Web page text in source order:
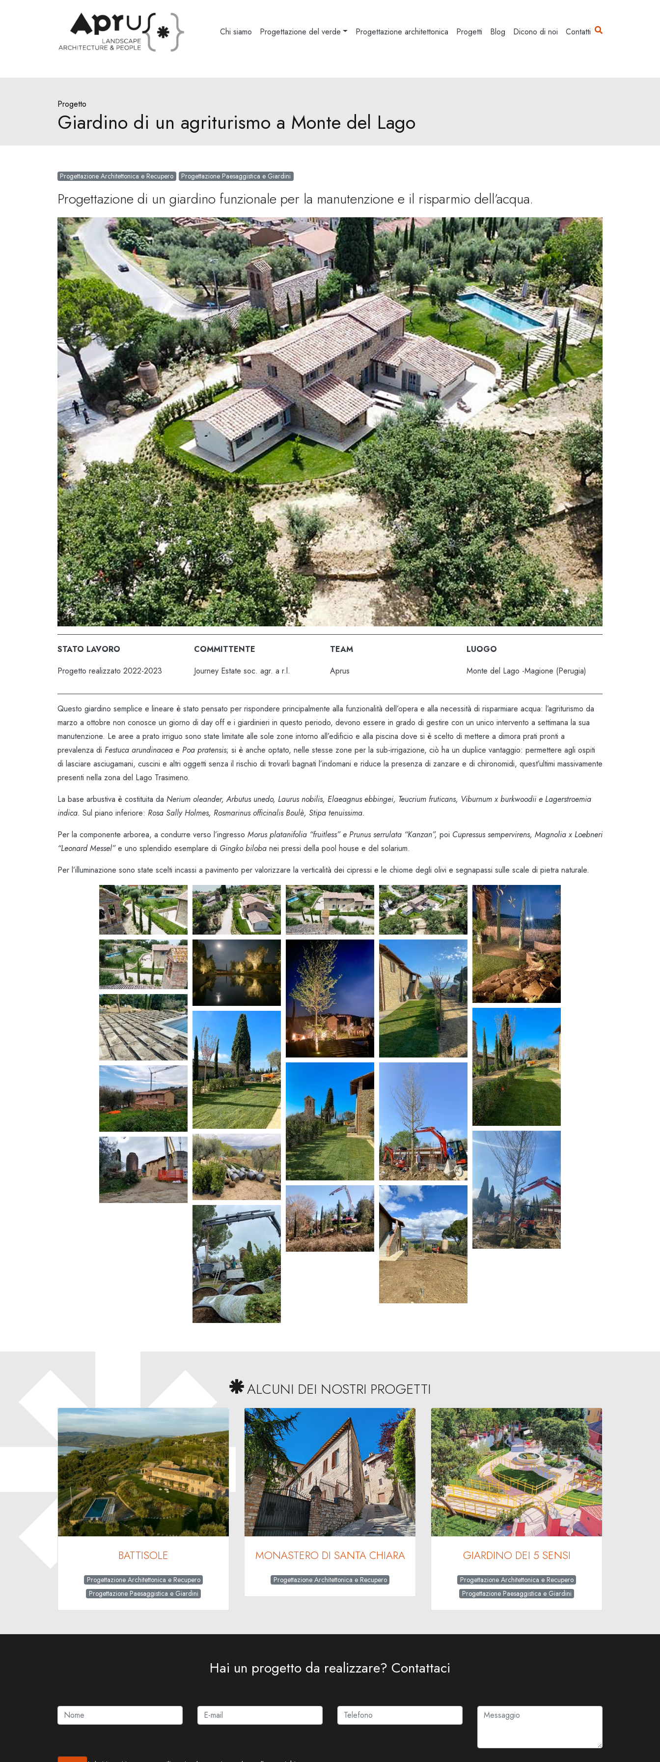
Chi siamo Progettazione del verde Progettazione architettonica Progetti Blog Dicono di noi Contatti
Progetto
Giardino di un agriturismo a Monte del Lago
Progettazione Architettonica e Recupero Progettazione Paesaggistica e Giardini
Progettazione di un giardino funzionale per la manutenzione e il risparmio dell’acqua.
STATO LAVORO
Progetto realizzato 2022-2023
COMMITTENTE
Journey Estate soc. agr. a r.l.
TEAM
Aprus
LUOGO
Monte del Lago -Magione (Perugia)
Questo giardino semplice e lineare è stato pensato per rispondere principalmente alla funzionalità dell’opera e alla necessità di risparmiare acqua: l’agriturismo da
marzo a ottobre non conosce un giorno di day off e i giardinieri in questo periodo, devono essere in grado di gestire con un unico intervento a settimana la sua
manutenzione. Le aree a prato irriguo sono state limitate alle sole zone intorno all’edificio e alla piscina dove si è scelto di mettere a dimora prati pronti a
prevalenza di Festuca arundinacea e Poa pratensis; si è anche optato, nelle stesse zone per la sub-irrigazione, ciò ha un duplice vantaggio: permettere agli ospiti
di lasciare asciugamani, cuscini e altri oggetti senza il rischio di trovarli bagnati l’indomani e riduce la presenza di zanzare e di chironomidi, quest’ultimi massivamente
presenti nella zona del Lago Trasimeno.
La base arbustiva è costituita da Nerium oleander, Arbutus unedo, Laurus nobilis, Elaeagnus ebbingei, Teucrium fruticans, Viburnum x burkwoodii e Lagerstroemia
indica. Sul piano inferiore: Rosa Sally Holmes, Rosmarinus officinalis Boulè, Stipa tenuissima.
Per la componente arborea, a condurre verso l’ingresso Morus platanifolia “fruitless” e Prunus serrulata “Kanzan”, poi Cupressus sempervirens, Magnolia x Loebneri
“Leonard Messel”e uno splendido esemplare di Gingko biloba nei pressi della pool house e del solarium.
Per l’illuminazione sono state scelti incassi a pavimento per valorizzare la verticalità dei cipressi e le chiome degli olivi e segnapassi sulle scale di pietra naturale.
ALCUNI DEI NOSTRI PROGETTI
BATTISOLE
Progettazione Architettonica e Recupero
Progettazione Paesaggistica e Giardini
MONASTERO DI SANTA CHIARA
Progettazione Architettonica e Recupero
GIARDINO DEI 5 SENSI
Progettazione Architettonica e Recupero
Progettazione Paesaggistica e Giardini
Hai un progetto da realizzare? Contattaci